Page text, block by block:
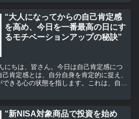
“大人になってからの自己肯定感
を高め、今日を一番最高の日にす
るモチベーションアップの秘訣”
にちは、皆さん。今日は自己肯定感につ
肯定感とは、自分自身を肯定的に捉え、
きる心の状態を指します。これは、自分
“新NISA対象商品で投資を始め